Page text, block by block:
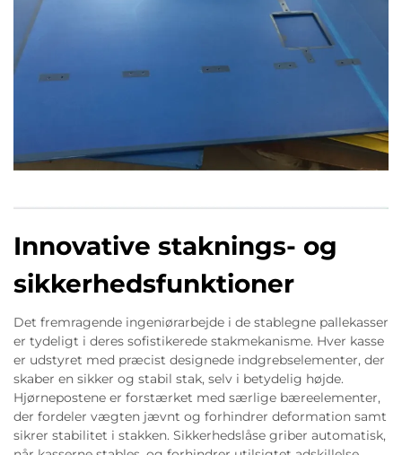
Innovative staknings- og
sikkerhedsfunktioner
Det fremragende ingeniørarbejde i de stablegne pallekasser
er tydeligt i deres sofistikerede stakmekanisme. Hver kasse
er udstyret med præcist designede indgrebselementer, der
skaber en sikker og stabil stak, selv i betydelig højde.
Hjørnepostene er forstærket med særlige bæreelementer,
der fordeler vægten jævnt og forhindrer deformation samt
sikrer stabilitet i stakken. Sikkerhedslåse griber automatisk,